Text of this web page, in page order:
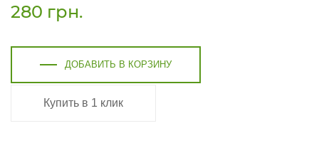
280 грн.
ДОБАВИТЬ В КОРЗИНУ
Купить в 1 клик